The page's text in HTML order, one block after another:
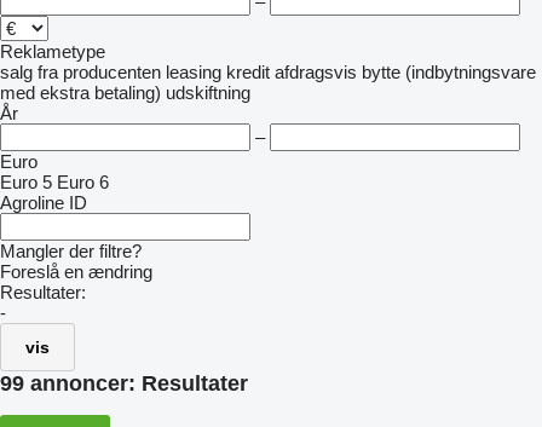
Reklametype
salg fra producenten leasing kredit afdragsvis bytte (indbytningsvare
med ekstra betaling) udskiftning
År
–
Euro
Euro 5 Euro 6
Agroline ID
Mangler der filtre?
Foreslå en ændring
Resultater:
-
vis
99 annoncer: Resultater